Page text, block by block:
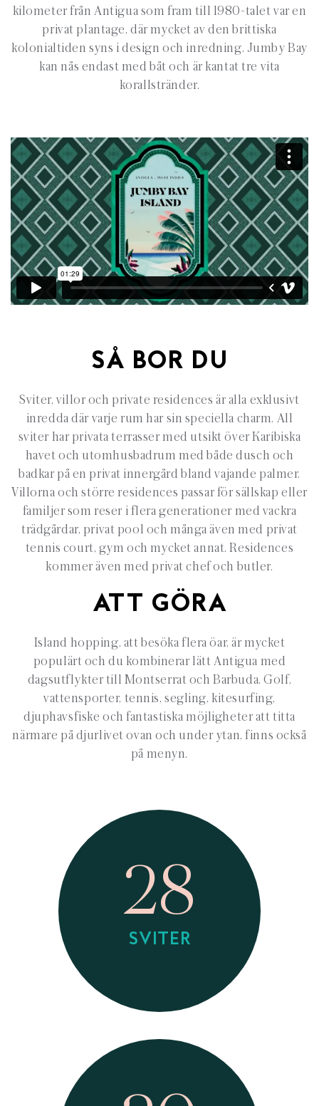
kilometer från Antigua som fram till 1980-talet var en
privat plantage, där mycket av den brittiska
kolonialtiden syns i design och inredning. Jumby Bay
kan nås endast med båt och är kantat tre vita
korallstränder.
SÅ BOR DU
Sviter, villor och private residences är alla exklusivt
inredda där varje rum har sin speciella charm. All
sviter har privata terrasser med utsikt över Karibiska
havet och utomhusbadrum med både dusch och
badkar på en privat innergård bland vajande palmer.
Villorna och större residences passar för sällskap eller
familjer som reser i flera generationer med vackra
trädgårdar, privat pool och många även med privat
tennis court, gym och mycket annat. Residences
kommer även med privat chef och butler.
ATT GÖRA
Island hopping, att besöka flera öar, är mycket
populärt och du kombinerar lätt Antigua med
dagsutflykter till Montserrat och Barbuda. Golf,
vattensporter, tennis, segling, kitesurfing,
djuphavsfiske och fantastiska möjligheter att titta
närmare på djurlivet ovan och under ytan, finns också
på menyn.
28
SVITER